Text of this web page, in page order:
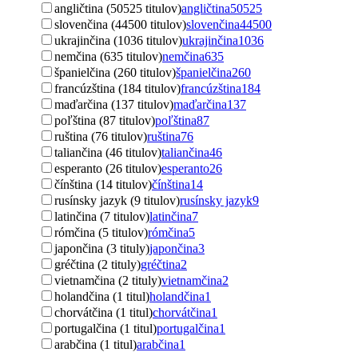
angličtina (50525 titulov)angličtina50525
slovenčina (44500 titulov)slovenčina44500
ukrajinčina (1036 titulov)ukrajinčina1036
nemčina (635 titulov)nemčina635
španielčina (260 titulov)španielčina260
francúzština (184 titulov)francúzština184
maďarčina (137 titulov)maďarčina137
poľština (87 titulov)poľština87
ruština (76 titulov)ruština76
taliančina (46 titulov)taliančina46
esperanto (26 titulov)esperanto26
čínština (14 titulov)čínština14
rusínsky jazyk (9 titulov)rusínsky jazyk9
latinčina (7 titulov)latinčina7
rómčina (5 titulov)rómčina5
japončina (3 tituly)japončina3
gréčtina (2 tituly)gréčtina2
vietnamčina (2 tituly)vietnamčina2
holandčina (1 titul)holandčina1
chorvátčina (1 titul)chorvátčina1
portugalčina (1 titul)portugalčina1
arabčina (1 titul)arabčina1